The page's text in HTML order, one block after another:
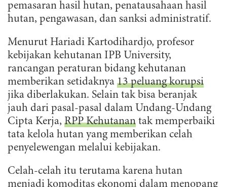
pemasaran hasil hutan, penatausahaan hasil
hutan, pengawasan, dan sanksi administratif.
Menurut Hariadi Kartodihardjo, profesor
kebijakan kehutanan IPB University,
rancangan peraturan bidang kehutanan
memberikan setidaknya 13 peluang korupsi
jika diberlakukan. Selain tak bisa beranjak
jauh dari pasal-pasal dalam Undang-Undang
Cipta Kerja, RPP Kehutanan tak memperbaiki
tata kelola hutan yang memberikan celah
penyelewengan melalui kebijakan.
Celah-celah itu terutama karena hutan
menjadi komoditas ekonomi dalam menopang